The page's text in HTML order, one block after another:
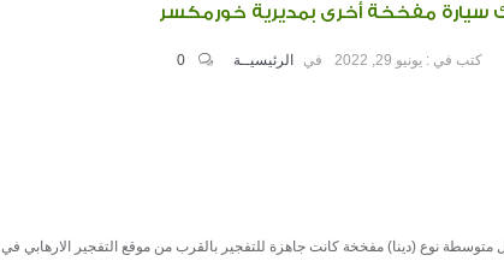
مفخخة أخرى بمديرية خورمكسر
كتب في : يونيو 29, 2022 في الرئيسيــة 0
نوع (دينا) مفخخة كانت جاهزة للتفجير بالقرب من موقع التفجير الارهابي في